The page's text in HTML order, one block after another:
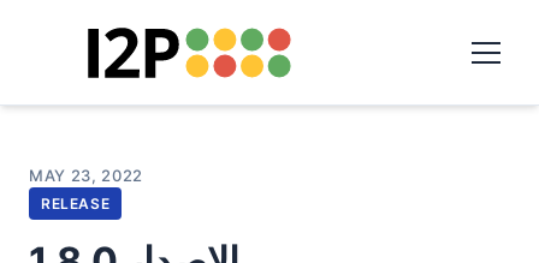
MAY 23, 2022
RELEASE